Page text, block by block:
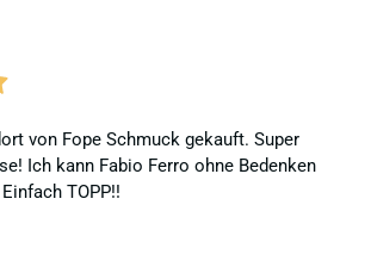
von Fope Schmuck gekauft. Super
Ich kann Fabio Ferro ohne Bedenken
TOPP!!